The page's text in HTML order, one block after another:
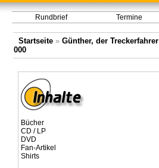
Rundbrief Termine
Startseite » Günther, der Treckerfahrer
000
Bücher
CD / LP
DVD
Fan-Artikel
Shirts